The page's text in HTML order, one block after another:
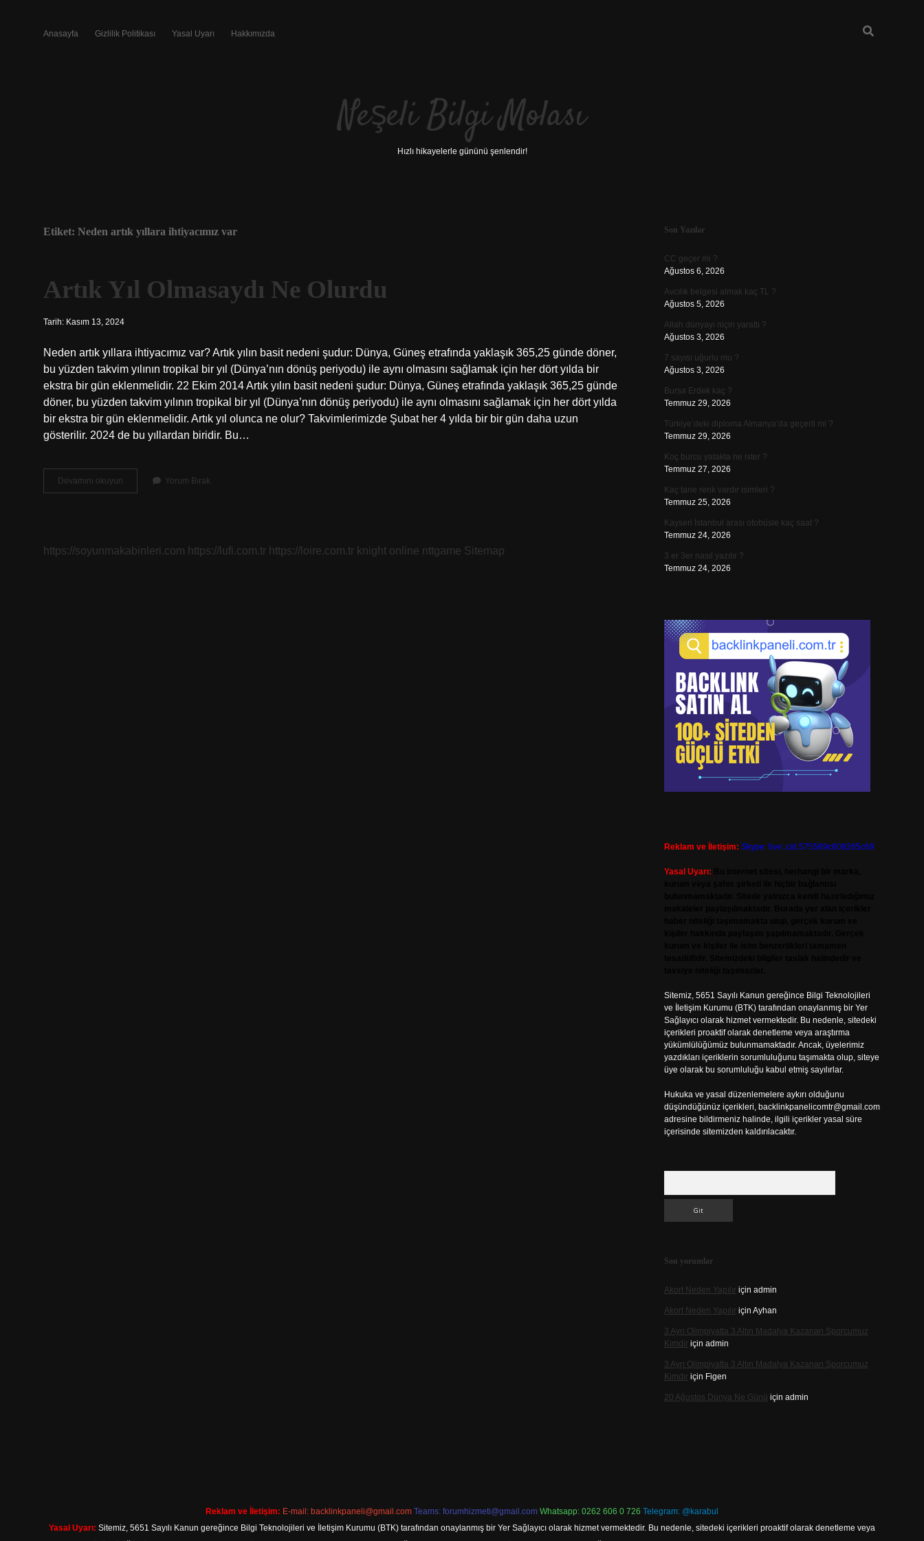
Anasayfa Gizlilik Politikası Yasal Uyarı Hakkımızda
Neşeli Bilgi Molası
Hızlı hikayelerle gününü şenlendir!
Etiket: Neden artık yıllara ihtiyacımız var
Artık Yıl Olmasaydı Ne Olurdu
Tarih: Kasım 13, 2024
Neden artık yıllara ihtiyacımız var? Artık yılın basit nedeni şudur: Dünya, Güneş etrafında yaklaşık 365,25 günde döner,
bu yüzden takvim yılının tropikal bir yıl (Dünya’nın dönüş periyodu) ile aynı olmasını sağlamak için her dört yılda bir
ekstra bir gün eklenmelidir. 22 Ekim 2014 Artık yılın basit nedeni şudur: Dünya, Güneş etrafında yaklaşık 365,25 günde
döner, bu yüzden takvim yılının tropikal bir yıl (Dünya’nın dönüş periyodu) ile aynı olmasını sağlamak için her dört yılda
bir ekstra bir gün eklenmelidir. Artık yıl olunca ne olur? Takvimlerimizde Şubat her 4 yılda bir bir gün daha uzun
gösterilir. 2024 de bu yıllardan biridir. Bu…
Devamını okuyun
Yıl
Yorum Bırak
https://soyunmakabinleri.com https://lufi.com.tr https://loire.com.tr knight online nttgame Sitemap
Sidebar
Son Yazılar
CC geçer mi ?
Ağustos 6, 2026
Avcılık belgesi almak kaç TL ?
Ağustos 5, 2026
Allah dünyayı niçin yarattı ?
Ağustos 3, 2026
7 sayısı uğurlu mu ?
Ağustos 3, 2026
Bursa Erdek kaç ?
Temmuz 29, 2026
Türkiye’deki diploma Almanya’da geçerli mi ?
Temmuz 29, 2026
Koç burcu yatakta ne ister ?
Temmuz 27, 2026
Kaç tane renk vardır isimleri ?
Temmuz 25, 2026
Kayseri İstanbul arası otobüsle kaç saat ?
Temmuz 24, 2026
3 er 3er nasıl yazılır ?
Temmuz 24, 2026
Reklam ve İletişim: Skype: live:.cid.575569c608265c69
Yasal Uyarı:
Sitemiz, 5651 Sayılı Kanun gereğince Bilgi Teknolojileri
ve İletişim Kurumu (BTK) tarafından onaylanmış bir Yer
Sağlayıcı olarak hizmet vermektedir. Bu nedenle, sitedeki
içerikleri proaktif olarak denetleme veya araştırma
yükümlülüğümüz bulunmamaktadır. Ancak, üyelerimiz
yazdıkları içeriklerin sorumluluğunu taşımakta olup, siteye
üye olarak bu sorumluluğu kabul etmiş sayılırlar.
Hukuka ve yasal düzenlemelere aykırı olduğunu
düşündüğünüz içerikleri, backlinkpanelicomtr@gmail.com
adresine bildirmeniz halinde, ilgili içerikler yasal süre
içerisinde sitemizden kaldırılacaktır.
Son yorumlar
Akort Neden Yapılıriçin admin
Akort Neden Yapılıriçin Ayhan
3 Ayrı Olimpiyatta 3 Altın Madalya Kazanan Sporcumuz
Kimdiriçin admin
3 Ayrı Olimpiyatta 3 Altın Madalya Kazanan Sporcumuz
Kimdiriçin Figen
20 Ağustos Dünya Ne Günü için admin
Reklam ve İletişim: E-mail: backlinkpaneli@gmail.com Teams: forumhizmeti@gmail.com Whatsapp: 0262 606 0 726 Telegram: @karabul
Yasal Uyarı: Sitemiz, 5651 Sayılı Kanun gereğince Bilgi Teknolojileri ve İletişim Kurumu (BTK) tarafından onaylanmış bir Yer Sağlayıcı olarak hizmet vermektedir. Bu nedenle, sitedeki içerikleri proaktif olarak denetleme veya